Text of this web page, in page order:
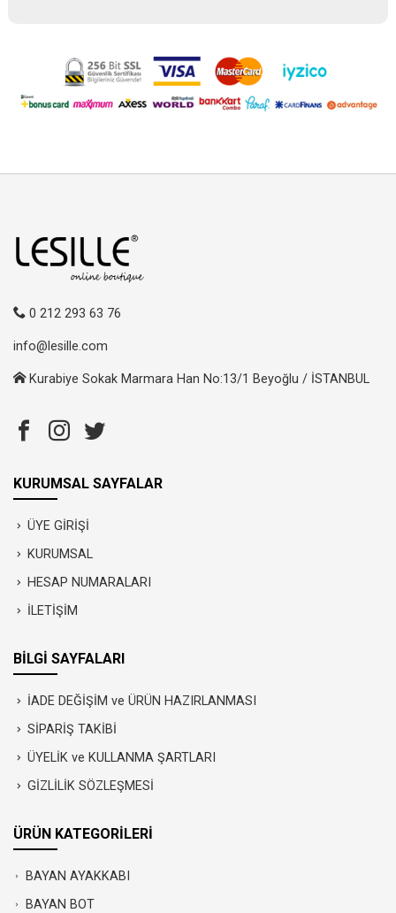
0 212 293 63 76
info@lesille.com
Kurabiye Sokak Marmara Han No:13/1 Beyoğlu / İSTANBUL
KURUMSAL SAYFALAR
ÜYE GİRİŞİ
KURUMSAL
HESAP NUMARALARI
İLETİŞİM
BİLGİ SAYFALARI
İADE DEĞİŞİM ve ÜRÜN HAZIRLANMASI
SİPARİŞ TAKİBİ
ÜYELİK ve KULLANMA ŞARTLARI
GİZLİLİK SÖZLEŞMESİ
ÜRÜN KATEGORİLERİ
BAYAN AYAKKABI
BAYAN BOT